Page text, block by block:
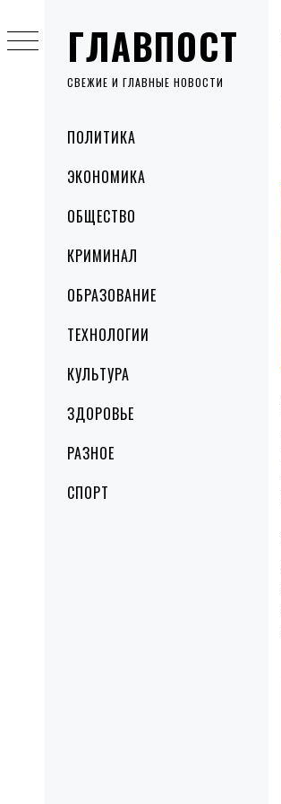
ГЛАВПОСТ
СВЕЖИЕ И ГЛАВНЫЕ НОВОСТИ
MenuПОЛИТИКА
ЭКОНОМИКА
ОБЩЕСТВО
КРИМИНАЛ
ОБРАЗОВАНИЕ
ТЕХНОЛОГИИ
КУЛЬТУРА
ЗДОРОВЬЕ
РАЗНОЕ
СПОРТ
to
content